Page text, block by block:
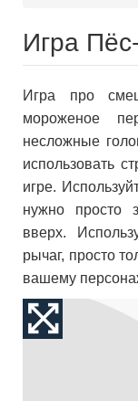
Игра
Игра про
мороженое
несложные
использовать
игре.
нужно просто
вверх.
рычаг, просто
вашему